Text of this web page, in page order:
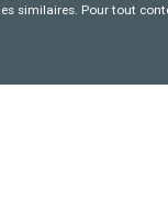
similaires. Pour tout